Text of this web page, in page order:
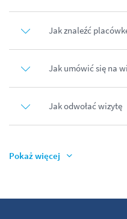
Jak znaleźć
Jak umówić się na
Jak odwołać wizytę
Pokaż więcej